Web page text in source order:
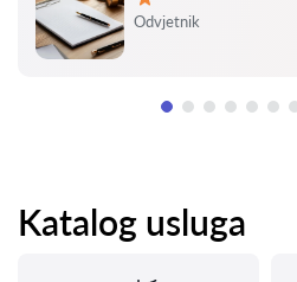
Ocjena:
Odvjetnik
Katalog usluga